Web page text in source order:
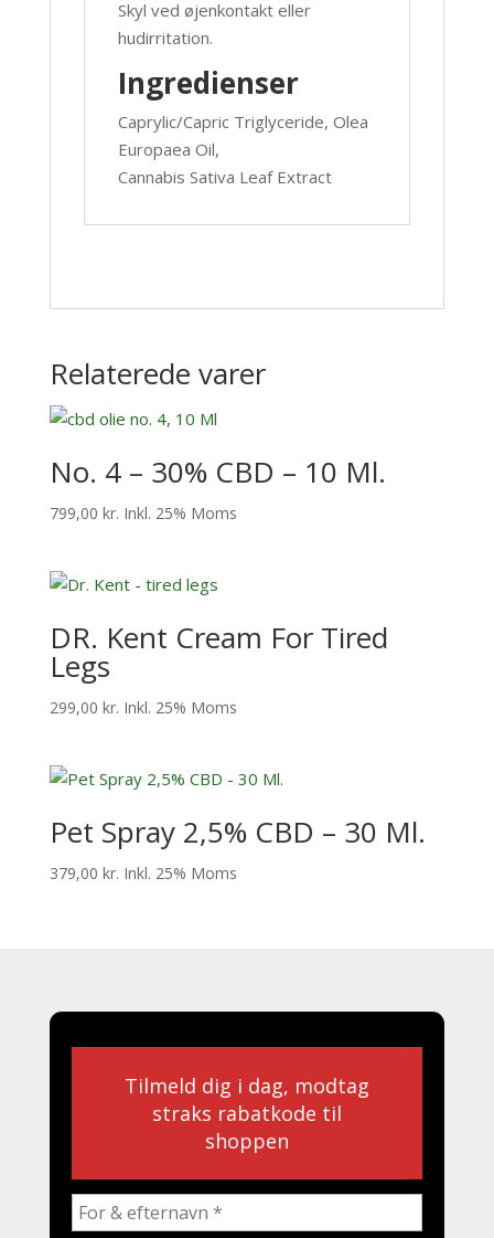
Skyl ved øjenkontakt eller
hudirritation.
Ingredienser
Caprylic/Capric Triglyceride, Olea
Europaea Oil,
Cannabis Sativa Leaf Extract
Relaterede varer
No. 4 – 30% CBD – 10 Ml.
799,00 kr. Inkl. 25% Moms
DR. Kent Cream For Tired
Legs
299,00 kr. Inkl. 25% Moms
Pet Spray 2,5% CBD – 30 Ml.
379,00 kr. Inkl. 25% Moms
Tilmeld dig i dag, modtag
straks rabatkode til
shoppen